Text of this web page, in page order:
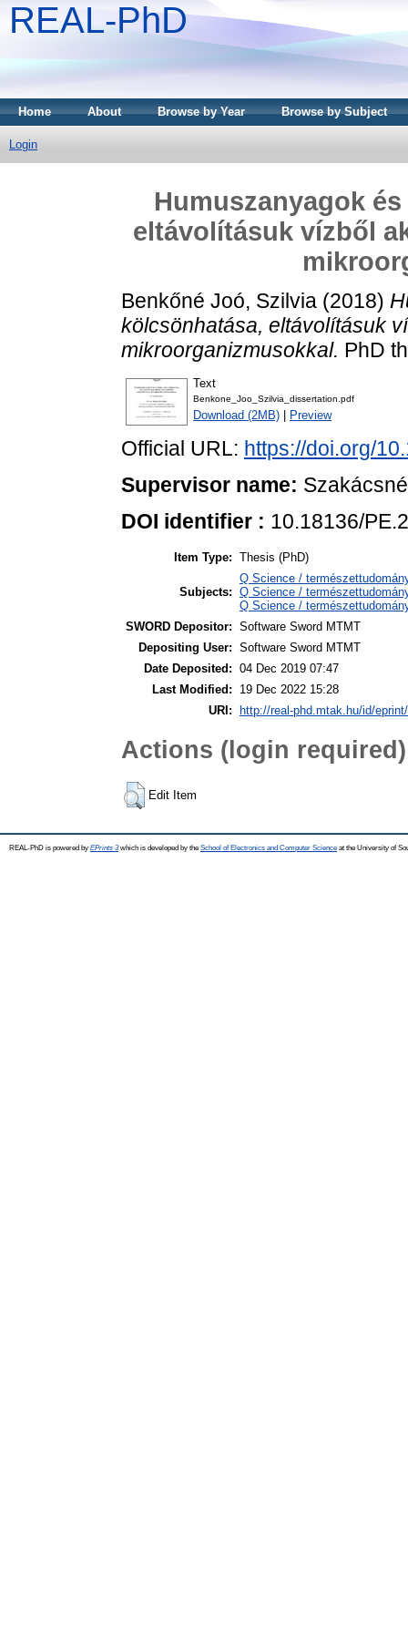
REAL-PhD
Home About Browse by Year Browse by Subject
Login
Humuszanyagok
eltávolításuk vízből
Benkőné Joó, Szilvia (2018)
kölcsönhatása, eltávolításuk
mikroorganizmusokkal. PhD
Text
Benkone_Joo_Szilvia_dissertation.pdf
Download (2MB) Preview
Official URL: https://doi.org/
Supervisor name:
DOI identifier : 10.18136/
Item Type: Thesis (PhD)
Subjects:
Q Science /
Q Science /
Q Science /
SWORD Depositor: Software Sword MTMT
Depositing User: Software Sword MTMT
Date Deposited: 04 Dec 2019 07:47
Last Modified:
19 Dec 2022 15:28
URI:
http://real-phd.mtak.hu/id/
Actions (login required)
Edit Item
REAL-PhD is powered by EPrints 3which is developed by the School of Electronics and Computer Science at the University of